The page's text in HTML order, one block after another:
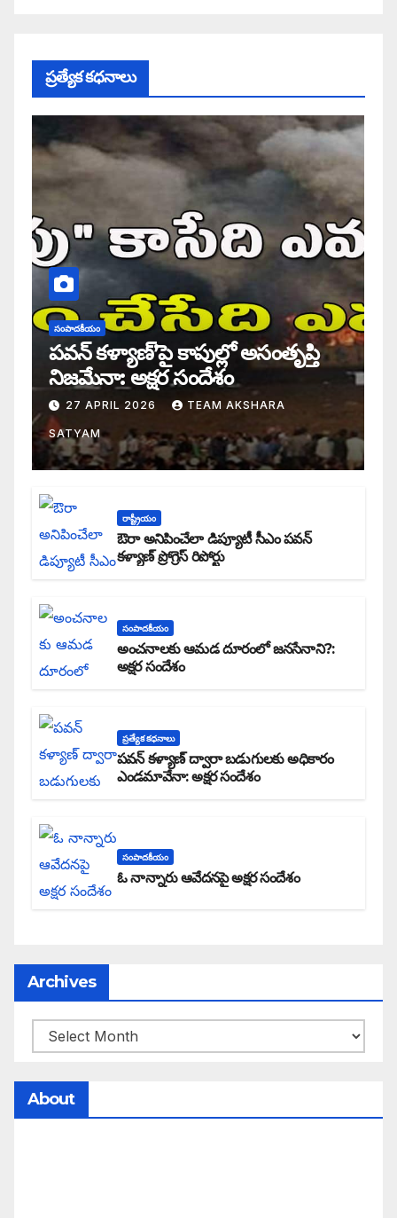
ప్రత్యేక కధనాలు
సంపాదకీయం
పవన్ కళ్యాణ్’పై కాపుల్లో అసంతృప్తి
నిజమేనా: అక్షర సందేశం
27 APRIL 2026 TEAM AKSHARA
SATYAM
రాష్ట్రీయం
ఔరా అనిపించేలా డిప్యూటీ సీఎం పవన్
కళ్యాణ్ ప్రోగ్రెస్ రిపోర్టు
సంపాదకీయం
అంచనాలకు ఆమడ దూరంలో జనసేనాని?:
అక్షర సందేశం
ప్రత్యేక కధనాలు
పవన్ కళ్యాణ్ ద్వారా బడుగులకు అధికారం
ఎండమావేనా: అక్షర సందేశం
సంపాదకీయం
ఓ నాన్నారు ఆవేదనపై అక్షర సందేశం
Archives
About